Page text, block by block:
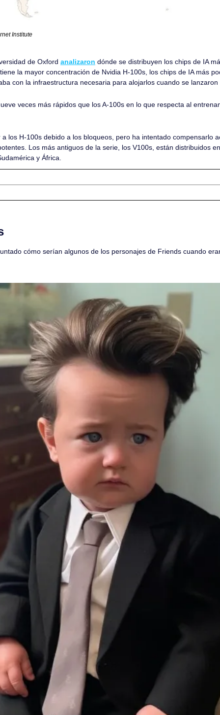
Institute
de Oxford analizaron dónde se distribuyen los chips de IA
la mayor concentración de Nvidia H-100s, los chips de IA más
con la infraestructura necesaria para alojarlos cuando se
veces más rápidos que los A-100s en lo que respecta al
los H-100s debido a los bloqueos, pero ha intentado compensarlo
Los más antiguos de la serie, los V100s, están distribuidos
y África.
cómo serían algunos de los personajes de Friends cuando